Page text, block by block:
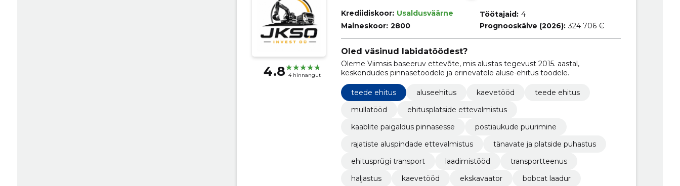
4.8 4 hinnangut
Krediidiskoor: Usaldusväärne
Maineskoor: 2800
Töötajaid: 4
Prognooskäive (2026): 324 706 €
Oled väsinud labidatöödest?
Oleme Viimsis baseeruv ettevõte, mis alustas tegevust 2015. aastal,
keskendudes pinnasetöödele ja erinevatele aluse-ehitus töödele.
teede ehitus aluseehitus kaevetööd
teede ehitus
mullatööd
ehitusplatside ettevalmistus
kaablite paigaldus pinnasesse
postiaukude puurimine
rajatiste aluspindade ettevalmistus
tänavate ja platside puhastus
ehitusprügi transport
laadimistööd
transportteenus
haljastus
kaevetööd ekskavaator
bobcat laadur